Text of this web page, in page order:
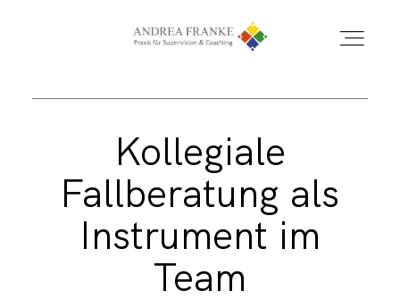
PROFIL
REFERENZEN
KONTAKT
Kollegiale
Fallberatung als
Instrument im
Team